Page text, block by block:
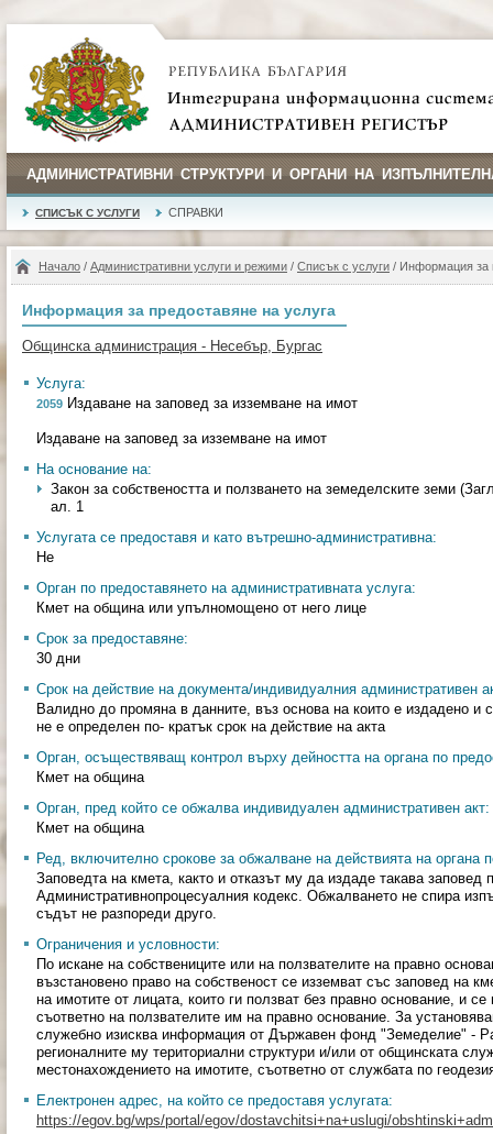
АДМИНИСТРАТИВНИ СТРУКТУРИ И ОРГАНИ НА
СПИСЪК С УСЛУГИ СПРАВКИ
Начало / Административни услуги и режими / Списък с услуги / Информация за
Информация за предоставяне на услуга
Общинска администрация - Несебър, Бургас
Услуга:
2059 Издаване на заповед за изземване на имот
Издаване на заповед за изземване на имот
На основание на:
Закон за собствеността и ползването на земеделските земи
ал. 1
Услугата се предоставя и като вътрешно-административна:
Не
Орган по предоставянето на административната услуга:
Кмет на община или упълномощено от него лице
Срок за предоставяне:
30 дни
Срок на действие на документа/индивидуалния административен
Валидно до промяна в данните, въз основа на които е издадено и
не е определен по- кратък срок на действие на акта
Орган, осъществяващ контрол върху дейността на органа по
Кмет на община
Орган, пред който се обжалва индивидуален административен акт:
Кмет на община
Ред, включително срокове за обжалване на действията на органа
Заповедта на кмета, както и отказът му да издаде такава
Административнопроцесуалния кодекс. Обжалването не спира
съдът не разпореди друго.
Ограничения и условности:
По искане на собствениците или на ползвателите на правно
възстановено право на собственост се изземват със заповед на
на имотите от лицата, които ги ползват без правно основание, и
съответно на ползвателите им на правно основание. За
служебно изисква информация от Държавен фонд "Земеделие" -
регионалните му териториални структури и/или от общинската
местонахождението на имотите, съответно от службата по
Електронен адрес, на който се предоставя услугата:
https://egov.bg/wps/portal/egov/dostavchitsi+na+uslugi/